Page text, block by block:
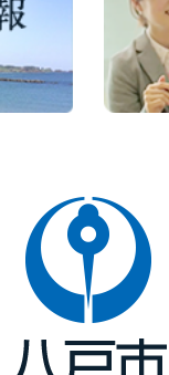
八
戸
市
Hachinohe